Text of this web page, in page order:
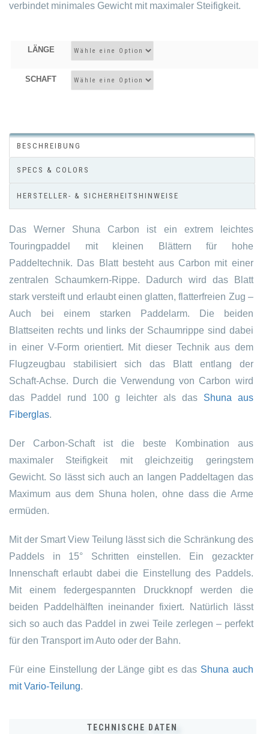
verbindet minimales Gewicht mit maximaler Steifigkeit.
LÄNGE
SCHAFT
BESCHREIBUNG
SPECS & COLORS
HERSTELLER- & SICHERHEITSHINWEISE
Das Werner Shuna Carbon ist ein extrem leichtes
Touringpaddel mit kleinen Blättern für hohe
Paddeltechnik. Das Blatt besteht aus Carbon mit einer
zentralen Schaumkern-Rippe. Dadurch wird das Blatt
stark versteift und erlaubt einen glatten, flatterfreien Zug –
Auch bei einem starken Paddelarm. Die beiden
Blattseiten rechts und links der Schaumrippe sind dabei
in einer V-Form orientiert. Mit dieser Technik aus dem
Flugzeugbau stabilisiert sich das Blatt entlang der
Schaft-Achse. Durch die Verwendung von Carbon wird
das Paddel rund 100 g leichter als das Shuna aus
Fiberglas.
Der Carbon-Schaft ist die beste Kombination aus
maximaler Steifigkeit mit gleichzeitig geringstem
Gewicht. So lässt sich auch an langen Paddeltagen das
Maximum aus dem Shuna holen, ohne dass die Arme
ermüden.
Mit der Smart View Teilung lässt sich die Schränkung des
Paddels in 15° Schritten einstellen. Ein gezackter
Innenschaft erlaubt dabei die Einstellung des Paddels.
Mit einem federgespannten Druckknopf werden die
beiden Paddelhälften ineinander fixiert. Natürlich lässt
sich so auch das Paddel in zwei Teile zerlegen – perfekt
für den Transport im Auto oder der Bahn.
Für eine Einstellung der Länge gibt es das Shuna auch
mit Vario-Teilung.
TECHNISCHE DATEN